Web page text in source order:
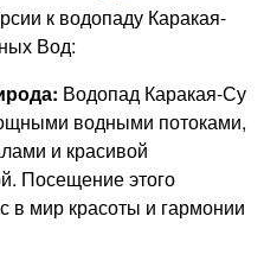
к водопаду Каракая-
Вод:
Водопад Каракая-Су
водными потоками,
и красивой
Посещение этого
в мир красоты и гармонии